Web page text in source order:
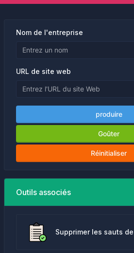
Nom de l'entreprise
URL de site web
produire
Goûter
Réinitialiser
Outils associés
Supprimer les sauts